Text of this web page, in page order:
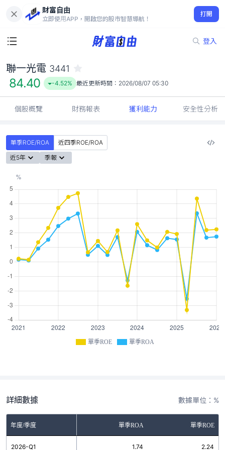
財富自由
立即使用APP，開啟您的股市智慧導航！
打開
登入
84.40
-4.52%
聯一光電 3441
84.40 -4.52% 最近更新時間： 2026/08/07 05:30
個股概覽 財務報表 獲利能力 安全性分析
單季ROE/ROA
近四季ROE/ROA
近5年
季報
單季ROE 單季ROA
詳細數據 數據單位：%
年度/季度 單季ROA 單季ROE
2026-Q1 1.74 2.24